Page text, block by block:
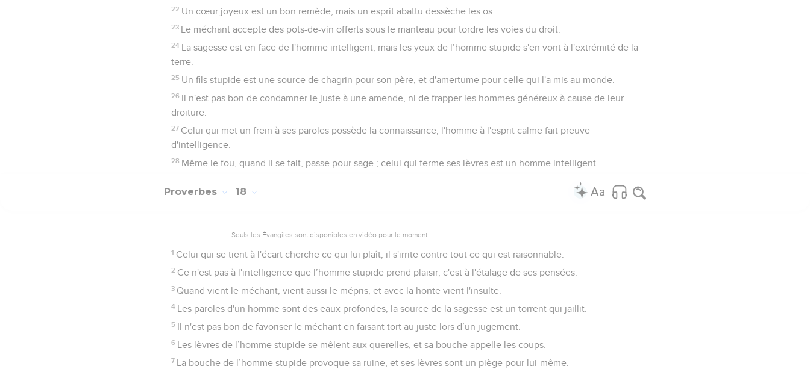
22 Un cœur joyeux est un bon remède, mais un esprit abattu dessèche les os.
23 Le méchant accepte des pots-de-vin offerts sous le manteau pour tordre les voies du droit.
24 La sagesse est en face de l'homme intelligent, mais les yeux de l’homme stupide s'en vont à l'extrémité de la
terre.
25 Un fils stupide est une source de chagrin pour son père, et d'amertume pour celle qui l'a mis au monde.
26 Il n'est pas bon de condamner le juste à une amende, ni de frapper les hommes généreux à cause de leur
droiture.
27 Celui qui met un frein à ses paroles possède la connaissance, l'homme à l'esprit calme fait preuve
d'intelligence.
28 Même le fou, quand il se tait, passe pour sage ; celui qui ferme ses lèvres est un homme intelligent.
Proverbes 18
Seuls les Évangiles sont disponibles en vidéo pour le moment.
1 Celui qui se tient à l'écart cherche ce qui lui plaît, il s'irrite contre tout ce qui est raisonnable.
2 Ce n'est pas à l'intelligence que l’homme stupide prend plaisir, c'est à l'étalage de ses pensées.
3 Quand vient le méchant, vient aussi le mépris, et avec la honte vient l'insulte.
4 Les paroles d'un homme sont des eaux profondes, la source de la sagesse est un torrent qui jaillit.
5 Il n'est pas bon de favoriser le méchant en faisant tort au juste lors d’un jugement.
6 Les lèvres de l’homme stupide se mêlent aux querelles, et sa bouche appelle les coups.
7 La bouche de l’homme stupide provoque sa ruine, et ses lèvres sont un piège pour lui-même.